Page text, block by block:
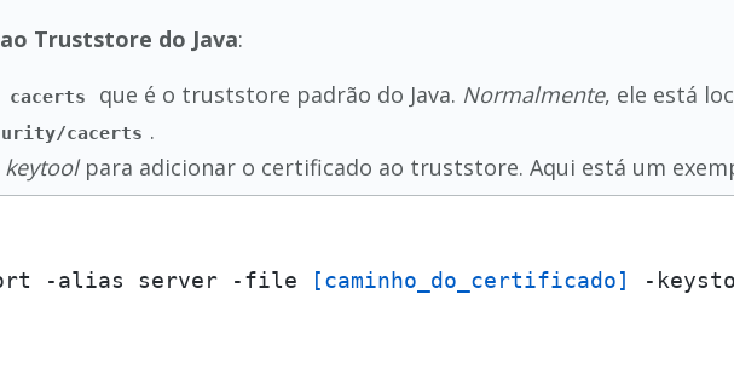
Truststore do Java:
cacerts que é o truststore padrão do Java. Normalmente, ele está
cacerts .
keytoolpara adicionar o certificado ao truststore. Aqui está um
-alias server -file [caminho_do_certificado] -